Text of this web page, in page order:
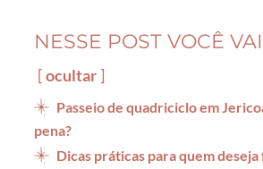
NESSE POST VOCÊ
ocultar
Passeio de quadriciclo em
pena?
Dicas práticas para quem